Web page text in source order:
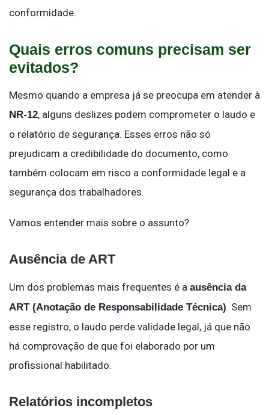
conformidade.
Quais erros comuns precisam ser
evitados?
Mesmo quando a empresa já se preocupa em atender à
NR-12, alguns deslizes podem comprometer o laudo e
o relatório de segurança. Esses erros não só
prejudicam a credibilidade do documento, como
também colocam em risco a conformidade legal e a
segurança dos trabalhadores.
Vamos entender mais sobre o assunto?
Ausência de ART
Um dos problemas mais frequentes é a ausência da
ART (Anotação de Responsabilidade Técnica). Sem
esse registro, o laudo perde validade legal, já que não
há comprovação de que foi elaborado por um
profissional habilitado.
Relatórios incompletos